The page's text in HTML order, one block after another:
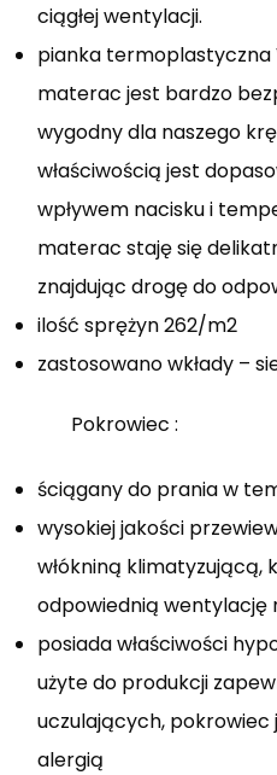
ciągłej wentylacji.
pianka termoplastyczna
materac jest bardzo
wygodny dla naszego
właściwością jest
wpływem nacisku i
materac staję się
znajdując drogę do
ilość sprężyn 262/m2
zastosowano wkłady –
Pokrowiec :
ściągany do prania w
wysokiej jakości
włókniną klimatyzującą,
odpowiednią
posiada właściwości
użyte do produkcji
uczulających, pokrowiec
alergią